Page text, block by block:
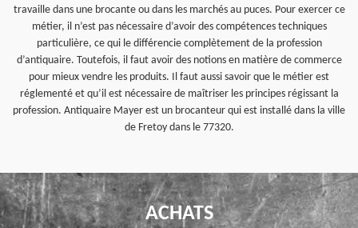
travaille dans une brocante ou dans les marchés au puces. Pour exercer ce
métier, il n’est pas nécessaire d’avoir des compétences techniques
particulière, ce qui le différencie complètement de la profession
d’antiquaire. Toutefois, il faut avoir des notions en matière de commerce
pour mieux vendre les produits. Il faut aussi savoir que le métier est
réglementé et qu’il est nécessaire de maîtriser les principes régissant la
profession. Antiquaire Mayer est un brocanteur qui est installé dans la ville
de Fretoy dans le 77320.
ACHATS